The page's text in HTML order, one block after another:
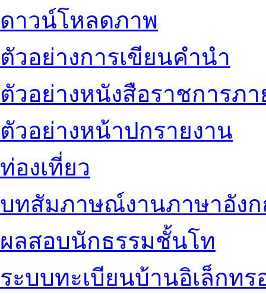
ดาวน์โหลดภาพ
ตัวอย่างการเขียนคำนำ
ตัวอย่างหนังสือราชการภ
ตัวอย่างหน้าปกรายงาน
ท่องเที่ยว
บทสัมภาษณ์งานภาษาอัง
ผลสอบนักธรรมชั้นโท
ระบบทะเบียนบ้านอิเล็กท